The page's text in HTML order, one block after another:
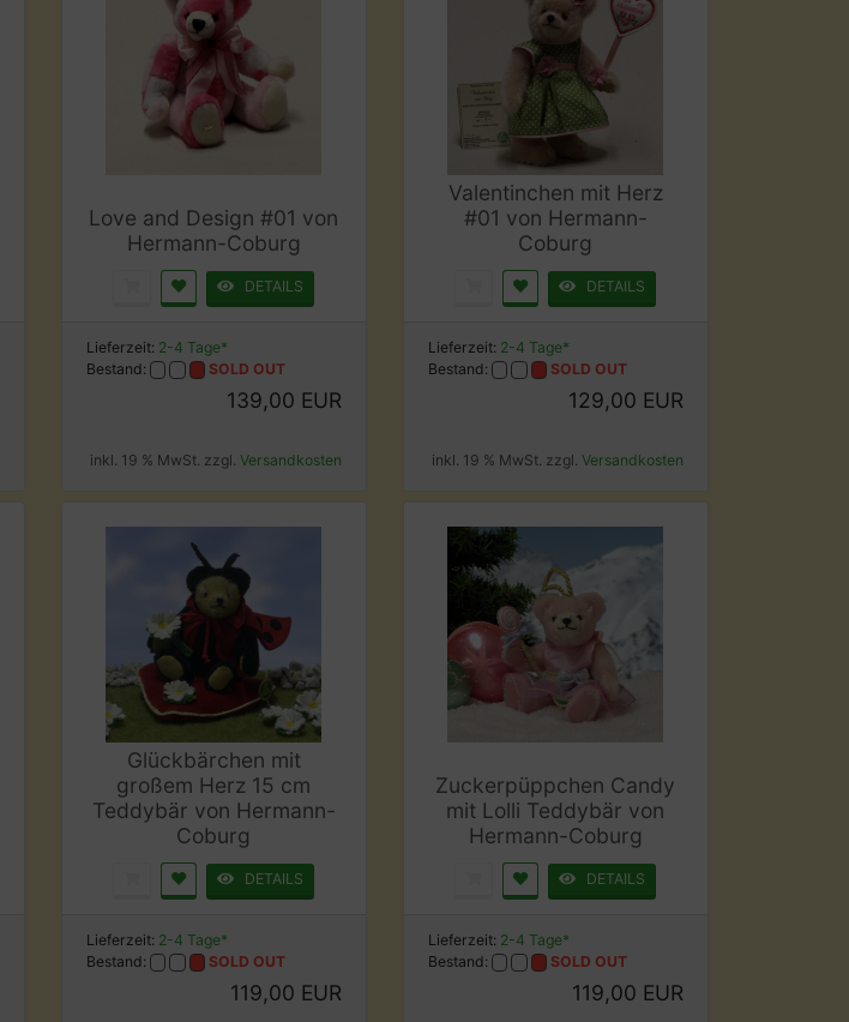
Love and Design #01 von
Hermann-Coburg
DETAILS
Lieferzeit: 2-4 Tage*
Bestand:
SOLD OUT
139,00 EUR
inkl. 19 % MwSt. zzgl. Versandkosten
Valentinchen mit Herz
#01 von Hermann-
Coburg
DETAILS
Lieferzeit: 2-4 Tage*
Bestand:
SOLD OUT
129,00 EUR
inkl. 19 % MwSt. zzgl. Versandkosten
Glückbärchen mit
großem Herz 15 cm
Teddybär von Hermann-
Coburg
DETAILS
Lieferzeit: 2-4 Tage*
Bestand:
SOLD OUT
119,00 EUR
Zuckerpüppchen Candy
mit Lolli Teddybär von
Hermann-Coburg
DETAILS
Lieferzeit: 2-4 Tage*
Bestand:
SOLD OUT
119,00 EUR